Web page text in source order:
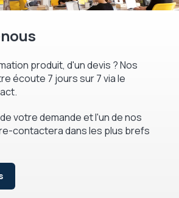
produit, d'un devis ? Nos
écoute 7 jours sur 7 via le
votre demande et l'un de nos
contactera dans les plus brefs